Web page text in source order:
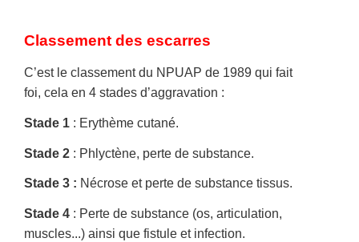
Classement des escarres
C’est le classement du NPUAP de 1989 qui fait
foi, cela en 4 stades d’aggravation :
Stade 1 : Erythème cutané.
Stade 2 : Phlyctène, perte de substance.
Stade 3 : Nécrose et perte de substance tissus.
Stade 4 : Perte de substance (os, articulation,
muscles...) ainsi que fistule et infection.